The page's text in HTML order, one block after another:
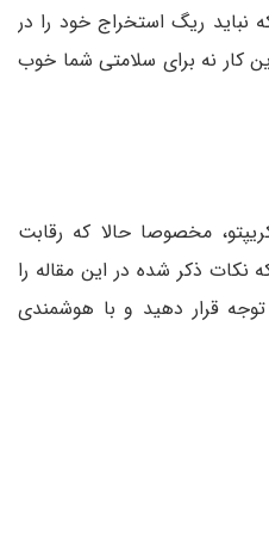
ریگ استخراج خود را در
کار نه برای سلامتی شما خوب
مخصوصا حالا که رقابت
ذکر شده در این مقاله را
قرار دهید و با هوشمندی